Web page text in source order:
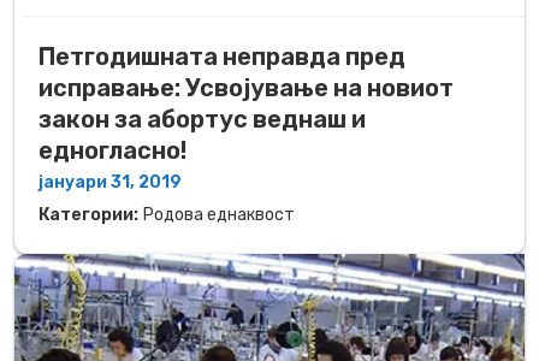
Петгодишната неправда пред
исправање: Усвојување на новиот
закон за абортус веднаш и
едногласно!
јануари 31, 2019
Категории: Родова еднаквост